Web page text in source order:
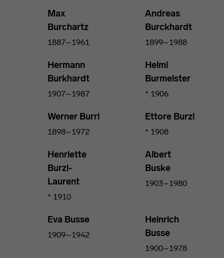
Max
Burchartz
1887–1961
Andreas
Burckhardt
1899–1988
Hermann
Burkhardt
1907–1987
Helmi
Burmeister
* 1906
Werner Burri
1898–1972
Ettore Burzi
* 1908
Henriette
Burzi-
Laurent
* 1910
Albert
Buske
1903–1980
Eva Busse
1909–1942
Heinrich
Busse
1900–1978